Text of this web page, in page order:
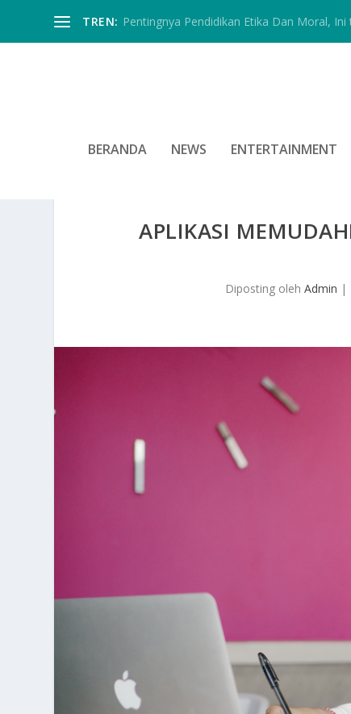
TREN: Pentingnya Pendidikan Etika Dan Moral, Ini
BERANDA NEWS ENTERTAINMENT
APLIKASI
Diposting olehAdmin |